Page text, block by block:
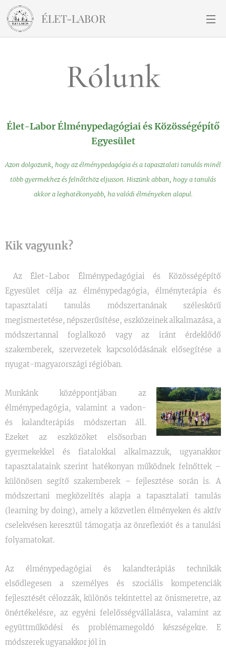
ÉLET-LABOR
Rólunk
Élet-Labor Élménypedagógiai és Közösségépítő
Egyesület
Azon dolgozunk, hogy az élménypedagógia és a tapasztalati tanulás minél
több gyermekhez és felnőtthöz eljusson. Hiszünk abban, hogy a tanulás
akkor a leghatékonyabb, ha valódi élményeken alapul.
Kik vagyunk?
Az Élet-Labor Élménypedagógiai és Közösségépítő
Egyesület célja az élménypedagógia, élményterápia és
tapasztalati tanulás módszertanának széleskörű
megismertetése, népszerűsítése, eszközeinek alkalmazása, a
módszertannal foglalkozó vagy az iránt érdeklődő
szakemberek, szervezetek kapcsolódásának elősegítése a
nyugat-magyarországi régióban.
Munkánk középpontjában az
élménypedagógia, valamint a vadon-
és kalandterápiás módszertan áll.
Ezeket az eszközöket elsősorban
gyermekekkel és fiatalokkal alkalmazzuk, ugyanakkor
tapasztalataink szerint hatékonyan működnek felnőttek –
különösen segítő szakemberek – fejlesztése során is. A
módszertani megközelítés alapja a tapasztalati tanulás
(learning by doing), amely a közvetlen élményeken és aktív
cselekvésen keresztül támogatja az önreflexiót és a tanulási
folyamatokat.
Az élménypedagógiai és kalandterápiás technikák
elsődlegesen a személyes és szociális kompetenciák
fejlesztését célozzák, különös tekintettel az önismeretre, az
önértékelésre, az egyéni felelősségvállalásra, valamint az
együttműködési és problémamegoldó készségekre. E
módszerek ugyanakkor jól in